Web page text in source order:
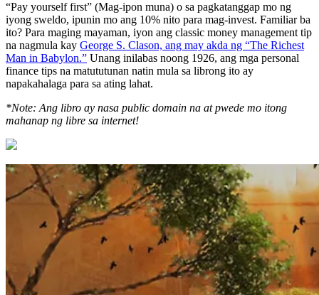
“Pay yourself first” (Mag-ipon muna) o sa pagkatanggap mo ng
iyong sweldo, ipunin mo ang 10% nito para mag-invest. Familiar ba
ito? Para maging mayaman, iyon ang classic money management tip
na nagmula kay George S. Clason, ang may akda ng “The Richest
Man in Babylon.” Unang inilabas noong 1926, ang mga personal
finance tips na matututunan natin mula sa librong ito ay
napakahalaga para sa ating lahat.
*Note: Ang libro ay nasa public domain na at pwede mo itong
mahanap ng libre sa internet!